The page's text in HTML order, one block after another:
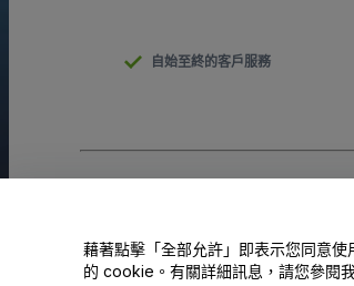
自始至終的客戶服務
請勿分享我的個人資訊/您的隱私權選擇
藉著點擊「全部允許」即表示您同意
的 cookie。有關詳細訊息，請您參閱